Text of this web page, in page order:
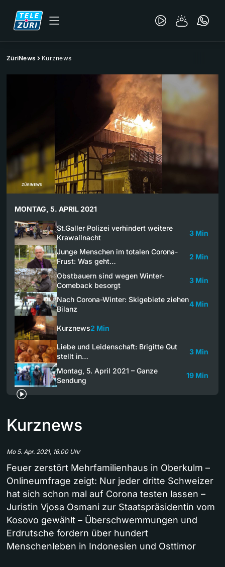
ZüriNews Kurznews
MONTAG, 5. APRIL 2021
St.Galler Polizei verhindert weitere
Krawallnacht
3 Min
Junge Menschen im totalen Corona-
Frust: Was geht…
2 Min
Obstbauern sind wegen Winter-
Comeback besorgt
3 Min
Nach Corona-Winter: Skigebiete ziehen
Bilanz
4 Min
Kurznews2 Min
Liebe und Leidenschaft: Brigitte Gut
stellt in…
3 Min
Montag, 5. April 2021 – Ganze
Sendung
19 Min
Kurznews
Mo 5. Apr. 2021, 16.00 Uhr
Feuer zerstört Mehrfamilienhaus in Oberkulm –
Onlineumfrage zeigt: Nur jeder dritte Schweizer
hat sich schon mal auf Corona testen lassen –
Juristin Vjosa Osmani zur Staatspräsidentin vom
Kosovo gewählt – Überschwemmungen und
Erdrutsche fordern über hundert
Menschenleben in Indonesien und Osttimor